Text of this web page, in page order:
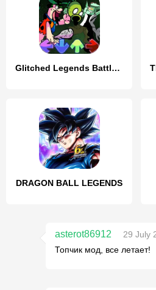
Glitched Legends Battle Mod
DRAGON BALL LEGENDS
asterot86912
29 July
Топчик мод, все летает!